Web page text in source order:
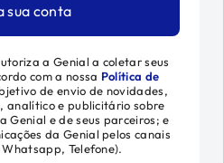
sua conta
a Genial a coletar seus
com a nossa Política de
de envio de novidades,
analítico e publicitário sobre
Genial e de seus parceiros; e
da Genial pelos canais
Telefone).